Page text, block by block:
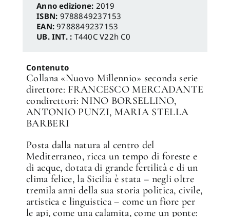
Anno edizione: 2019
ISBN: 9788849237153
EAN:9788849237153
UB. INT. : T440C V22h C0
Contenuto
Collana «Nuovo Millennio» seconda serie
direttore: FRANCESCO MERCADANTE
condirettori: NINO BORSELLINO,
ANTONIO PUNZI, MARIA STELLA
BARBERI
Posta dalla natura al centro del
Mediterraneo, ricca un tempo di foreste e
di acque, dotata di grande fertilità e di un
clima felice, la Sicilia è stata – negli oltre
tremila anni della sua storia politica, civile,
artistica e linguistica – come un fiore per
le api, come una calamita, come un ponte: